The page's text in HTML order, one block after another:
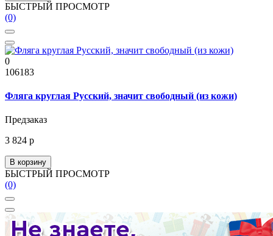
БЫСТРЫЙ ПРОСМОТР
(0)
0
106183
Фляга круглая Русский, значит свободный (из кожи)
Предзаказ
3 824 р
В корзину
БЫСТРЫЙ ПРОСМОТР
(0)